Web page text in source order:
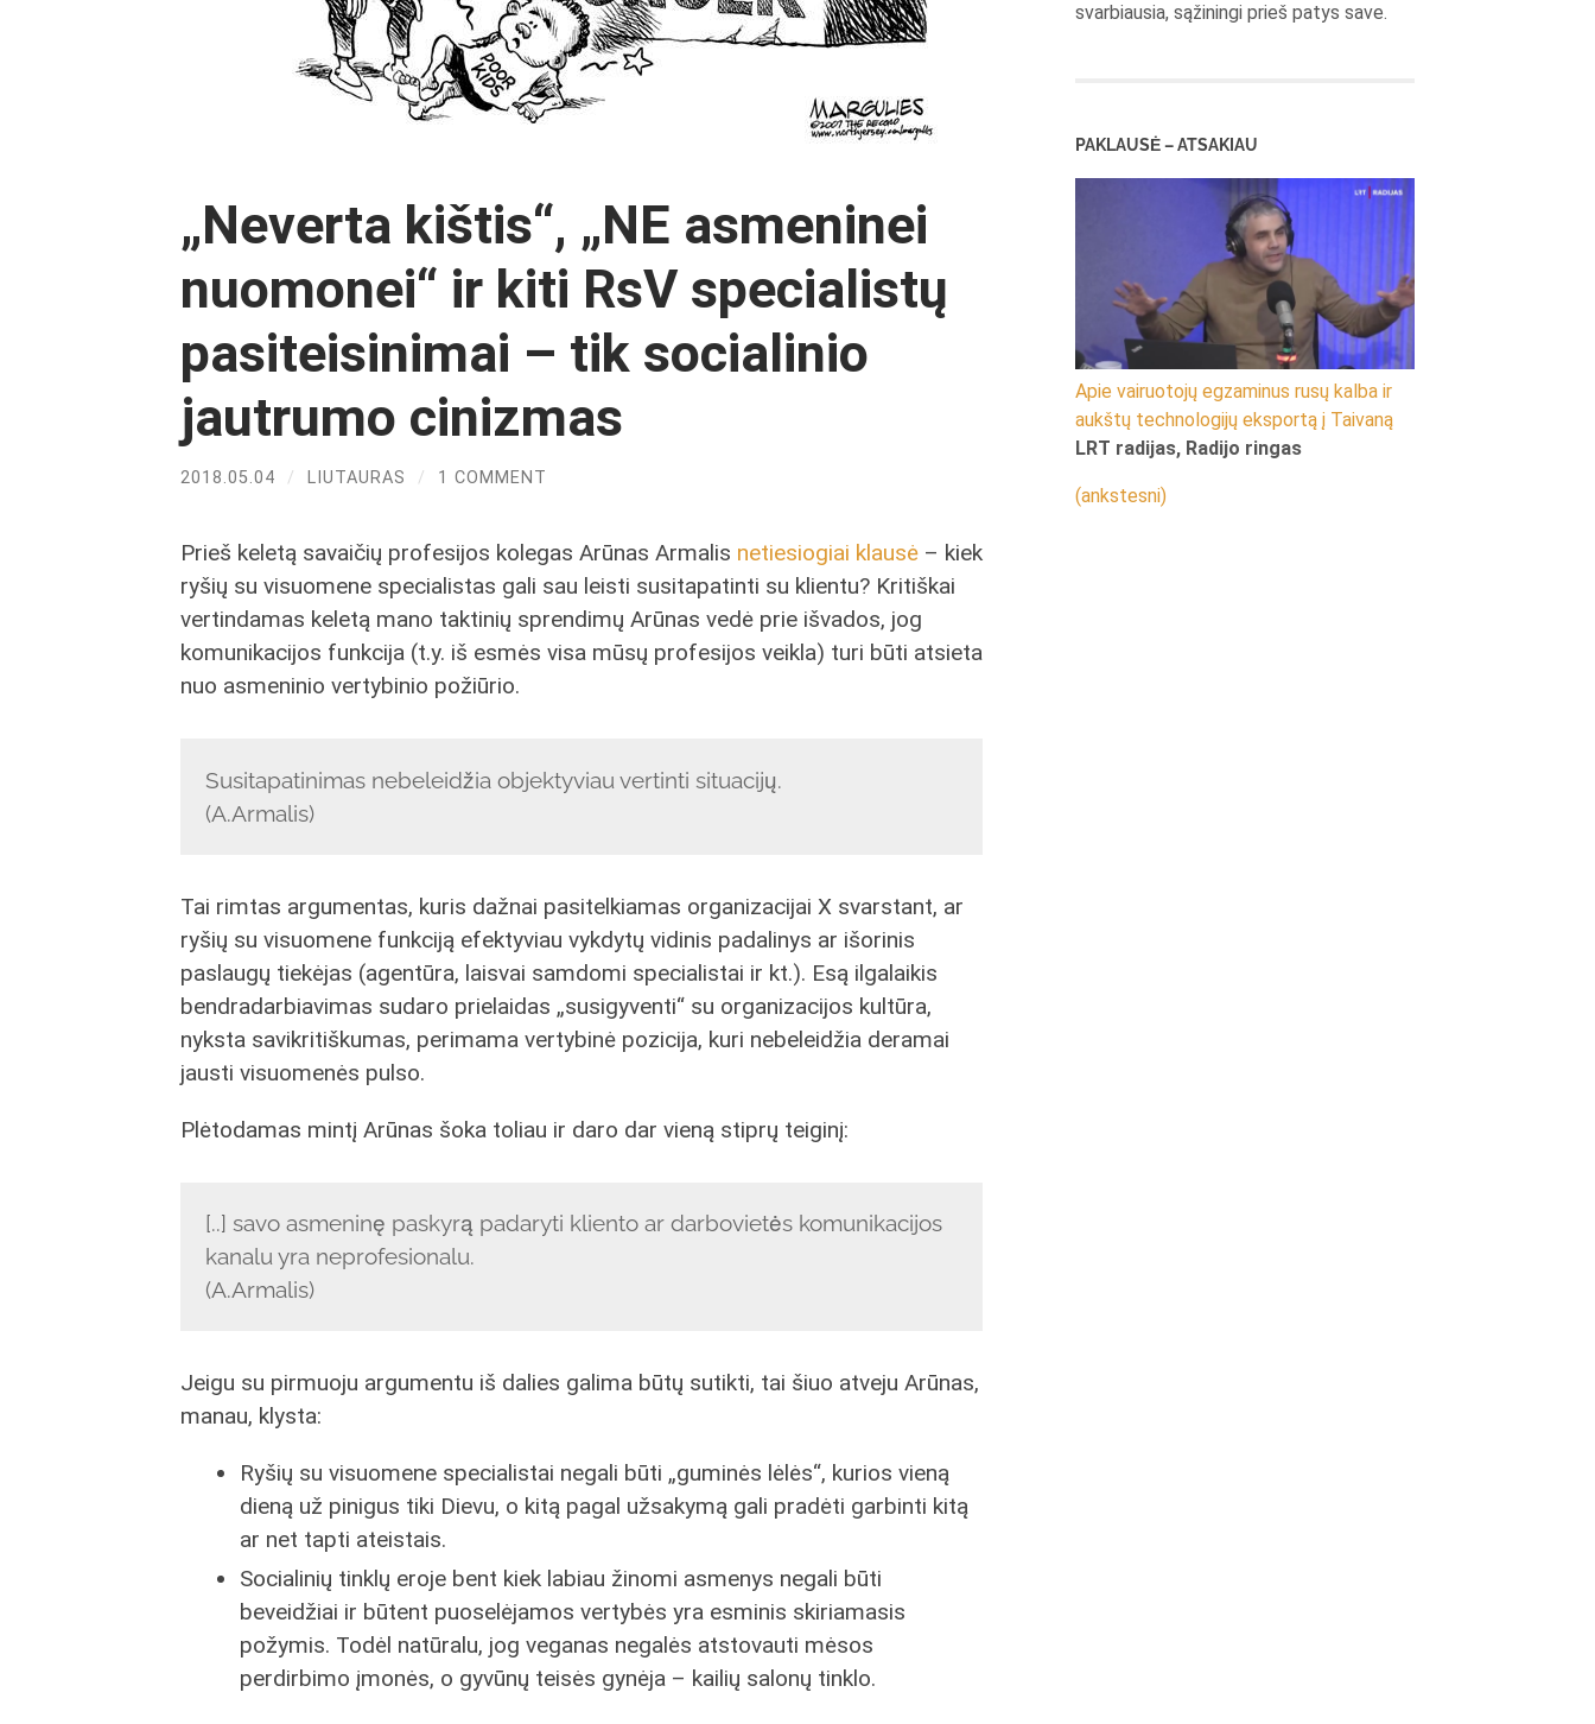
„Neverta kištis“, „NE asmeninei
nuomonei“ ir kiti RsV specialistų
pasiteisinimai – tik socialinio
jautrumo cinizmas
2018.05.04 / LIUTAURAS / 1 COMMENT
Prieš keletą savaičių profesijos kolegas Arūnas Armalis netiesiogiai klausė – kiek
ryšių su visuomene specialistas gali sau leisti susitapatinti su klientu? Kritiškai
vertindamas keletą mano taktinių sprendimų Arūnas vedė prie išvados, jog
komunikacijos funkcija (t.y. iš esmės visa mūsų profesijos veikla) turi būti atsieta
nuo asmeninio vertybinio požiūrio.
Susitapatinimas nebeleidžia objektyviau vertinti situacijų.
(A.Armalis)
Tai rimtas argumentas, kuris dažnai pasitelkiamas organizacijai X svarstant, ar
ryšių su visuomene funkciją efektyviau vykdytų vidinis padalinys ar išorinis
paslaugų tiekėjas (agentūra, laisvai samdomi specialistai ir kt.). Esą ilgalaikis
bendradarbiavimas sudaro prielaidas „susigyventi“ su organizacijos kultūra,
nyksta savikritiškumas, perimama vertybinė pozicija, kuri nebeleidžia deramai
jausti visuomenės pulso.
Plėtodamas mintį Arūnas šoka toliau ir daro dar vieną stiprų teiginį:
[..] savo asmeninę paskyrą padaryti kliento ar darbovietės komunikacijos
kanalu yra neprofesionalu.
(A.Armalis)
Jeigu su pirmuoju argumentu iš dalies galima būtų sutikti, tai šiuo atveju Arūnas,
manau, klysta:
Ryšių su visuomene specialistai negali būti „guminės lėlės“, kurios vieną
dieną už pinigus tiki Dievu, o kitą pagal užsakymą gali pradėti garbinti kitą
ar net tapti ateistais.
Socialinių tinklų eroje bent kiek labiau žinomi asmenys negali būti
beveidžiai ir būtent puoselėjamos vertybės yra esminis skiriamasis
požymis. Todėl natūralu, jog veganas negalės atstovauti mėsos
perdirbimo įmonės, o gyvūnų teisės gynėja – kailių salonų tinklo.
svarbiausia, sąžiningi prieš patys save.
PAKLAUSĖ – ATSAKIAU
Apie vairuotojų egzaminus rusų kalba ir
aukštų technologijų eksportą į Taivaną
LRT radijas, Radijo ringas
(ankstesni)